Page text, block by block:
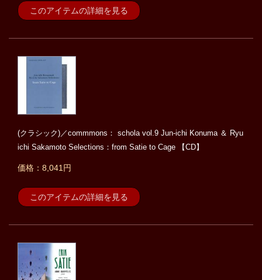
このアイテムの詳細を見る
(クラシック)／commmons： schola vol.9 Jun-ichi Konuma ＆ Ryu
ichi Sakamoto Selections：from Satie to Cage 【CD】
価格：8,041円
このアイテムの詳細を見る